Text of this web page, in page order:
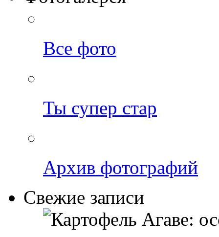
Все фото
Ты супер стар
Архив фотографий
Свежие записи